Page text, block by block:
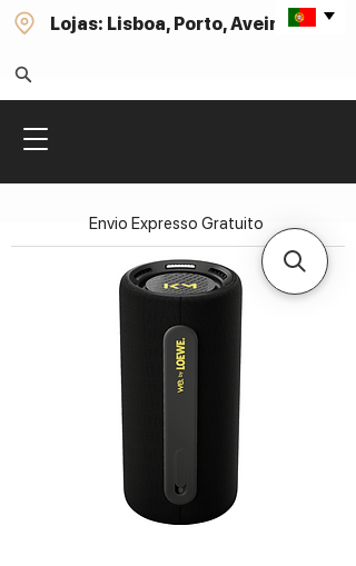
Lojas: Lisboa, Porto, Aveiro
Envio Expresso Gratuito